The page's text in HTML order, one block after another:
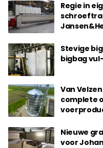
Regie in
Stevige
bigbag
Van
complete
Nieuwe
voor